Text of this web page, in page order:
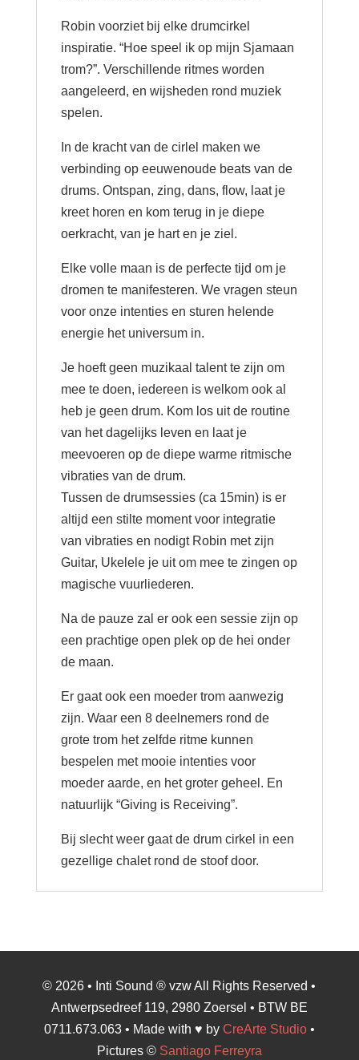
Robin voorziet bij elke drumcirkel
inspiratie. “Hoe speel ik op mijn Sjamaan
trom?”. Verschillende ritmes worden
aangeleerd, en wijsheden rond muziek
spelen.
In de kracht van de cirlel maken we
verbinding op eeuwenoude beats van de
drums. Ontspan, zing, dans, flow, laat je
kreet horen en kom terug in je diepe
oerkracht, van je hart en je ziel.
Elke volle maan is de perfecte tijd om je
dromen te manifesteren. We vragen steun
voor onze intenties en sturen helende
energie het universum in.
Je hoeft geen muzikaal talent te zijn om
mee te doen, iedereen is welkom ook al
heb je geen drum. Kom los uit de routine
van het dagelijks leven en laat je
meevoeren op de diepe warme ritmische
vibraties van de drum.
Tussen de drumsessies (ca 15min) is er
altijd een stilte moment voor integratie
van vibraties en nodigt Robin met zijn
Guitar, Ukelele je uit om mee te zingen op
magische vuurliederen.
Na de pauze zal er ook een sessie zijn op
een prachtige open plek op de hei onder
de maan.
Er gaat ook een moeder trom aanwezig
zijn. Waar een 8 deelnemers rond de
grote trom het zelfde ritme kunnen
bespelen met mooie intenties voor
moeder aarde, en het groter geheel. En
natuurlijk “Giving is Receiving”.
Bij slecht weer gaat de drum cirkel in een
gezellige chalet rond de stoof door.
© 2026 • Inti Sound ® vzw All Rights Reserved •
Antwerpsedreef 119, 2980 Zoersel • BTW BE
0711.673.063 • Made with ♥ by CreArte Studio•
Pictures © Santiago Ferreyra